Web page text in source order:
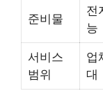
준비물
전
능
서비스
범위
업
대